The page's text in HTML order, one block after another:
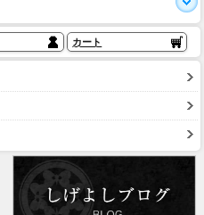
カート